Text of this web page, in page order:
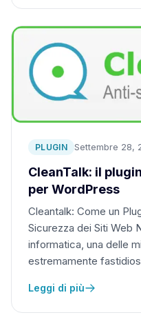
PLUGIN Settembre 28,
CleanTalk: il
per WordPress
Cleantalk: Come un
Sicurezza dei Siti Web
informatica, una delle
estremamente
Leggi di più